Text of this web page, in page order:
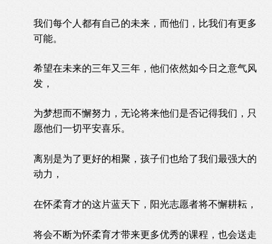
我们每个人都有自己的未来，而他们，比我们有更多
可能。
希望在未来的三年又三年，他们依然如今日之意气风
发，
为梦想而不懈努力，无论将来他们是否记得我们，只
愿他们一切平安喜乐。
离别是为了更好的相聚，孩子们也给了我们最强大的
动力，
在怀柔育才的这片蓝天下，阳光志愿者将不懈耕耘，
将会不断为怀柔育才带来更多优秀的课程，也会送走